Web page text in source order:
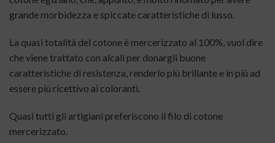
grande morbidezza e spiccate caratteristiche di lusso.
La quasi totalità del cotone è mercerizzato al 100%, vuol dire
che viene trattato con alcali per donargli buone
caratteristiche di resistenza, renderlo più brillante e in più ad
essere più ricettivo ai coloranti.
Quasi tutti gli artigiani preferiscono il filo di cotone
mercerizzato.